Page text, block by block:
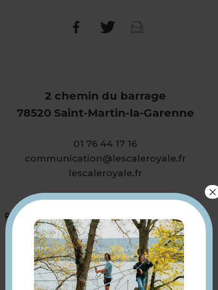
2 chemin du barrage
78520 Saint-Martin-la-Garenne
01 76 44 17 16
communication@lescaleroyale.fr
lescaleroyale.fr
Présentation
Retourner
à la sélection
×